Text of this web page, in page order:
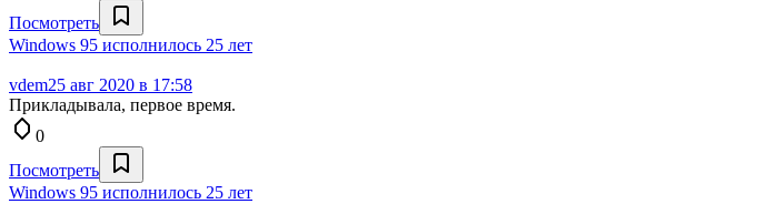
Посмотреть
Windows 95 исполнилось 25 лет
vdem25 авг 2020 в 17:58
Прикладывала, первое время.
0
Посмотреть
Windows 95 исполнилось 25 лет